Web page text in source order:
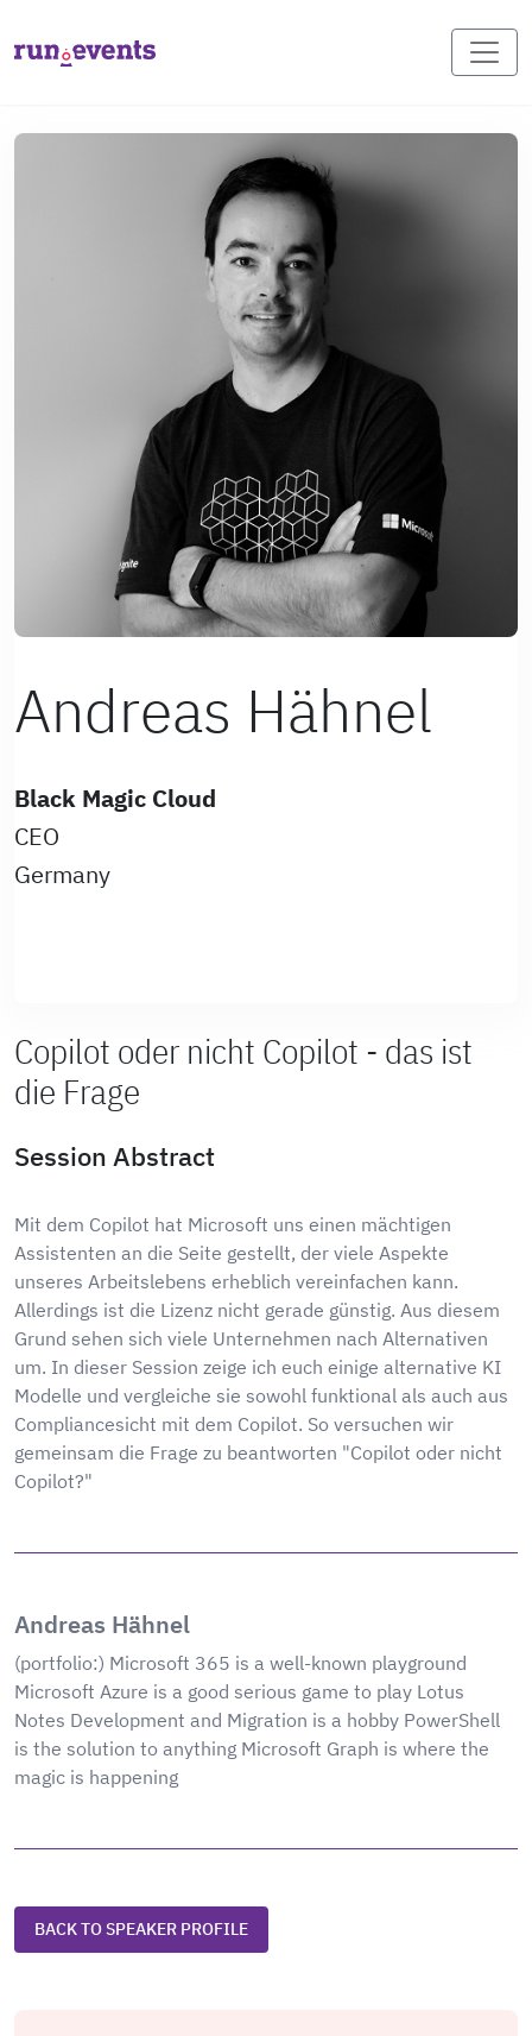
Andreas Hähnel
Black Magic Cloud
CEO
Germany
Copilot oder nicht Copilot - das ist
die Frage
Session Abstract
Mit dem Copilot hat Microsoft uns einen mächtigen
Assistenten an die Seite gestellt, der viele Aspekte
unseres Arbeitslebens erheblich vereinfachen kann.
Allerdings ist die Lizenz nicht gerade günstig. Aus diesem
Grund sehen sich viele Unternehmen nach Alternativen
um. In dieser Session zeige ich euch einige alternative KI
Modelle und vergleiche sie sowohl funktional als auch aus
Compliancesicht mit dem Copilot. So versuchen wir
gemeinsam die Frage zu beantworten "Copilot oder nicht
Copilot?"
Andreas Hähnel
(portfolio:) Microsoft 365 is a well-known playground
Microsoft Azure is a good serious game to play Lotus
Notes Development and Migration is a hobby PowerShell
is the solution to anything Microsoft Graph is where the
magic is happening
BACK TO SPEAKER PROFILE